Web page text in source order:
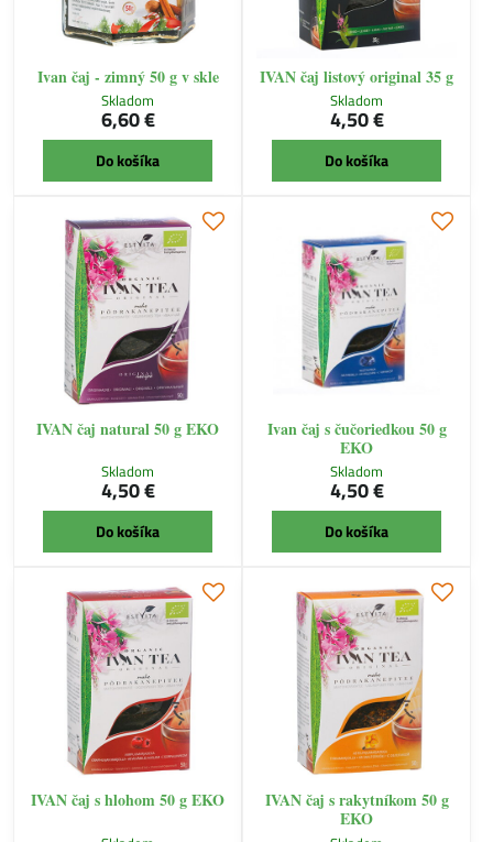
Ivan čaj - zimný 50 g v skle
Skladom
6,60 €
Do košíka
IVAN čaj listový original 35 g
Skladom
4,50 €
Do košíka
IVAN čaj natural 50 g EKO
Skladom
4,50 €
Do košíka
Ivan čaj s čučoriedkou 50 g
EKO
Skladom
4,50 €
Do košíka
IVAN čaj s hlohom 50 g EKO
IVAN čaj s rakytníkom 50 g
EKO